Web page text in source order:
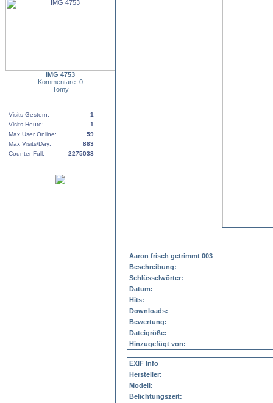
IMG 4753
Kommentare: 0
Tomy
Visits Gestern:
1
Visits Heute:
1
Max User Online:
59
Max Visits/Day:
883
Counter Full:
2275038
Aaron frisch getrimmt 003
Beschreibung:
Schlüsselwörter:
Datum:
Hits:
Downloads:
Bewertung:
Dateigröße:
Hinzugefügt von:
EXIF Info
Hersteller:
Modell:
Belichtungszeit: